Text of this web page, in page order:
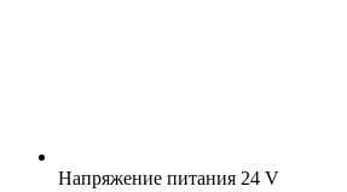
Напряжение питания 24 V